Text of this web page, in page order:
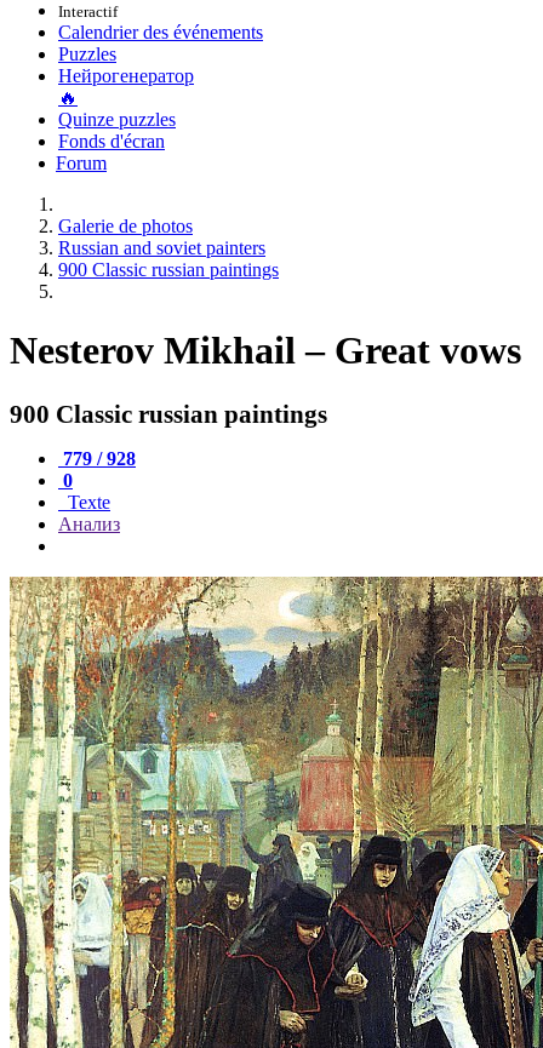
Interactif
Calendrier des événements
Puzzles
Нейрогенератор
🔥
Quinze puzzles
Fonds d'écran
Forum
Galerie de photos
Russian and soviet painters
900 Classic russian paintings
Nesterov Mikhail – Great vows
900 Classic russian paintings
779 / 928
0
Texte
Анализ